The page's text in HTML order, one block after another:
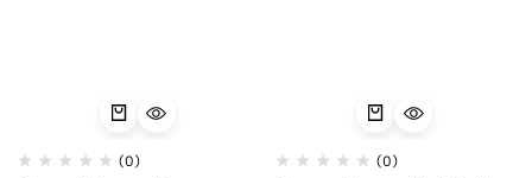
(0) (0)